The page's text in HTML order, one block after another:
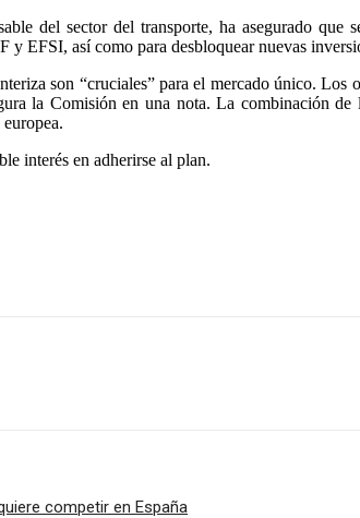
del sector del transporte, ha asegurado
y EFSI, así como para desbloquear nuevas
son “cruciales” para el mercado único.
la Comisión en una nota. La combinación
interés en adherirse al plan.
competir en España